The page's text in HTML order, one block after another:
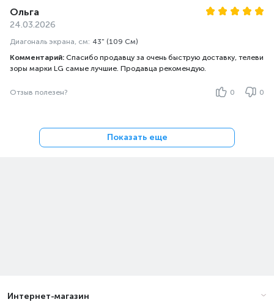
Ольга
24.03.2026
Диагональ экрана, см: 43" (109 См)
Комментарий: Спасибо продавцу за очень быструю доставку, телеви
зоры марки LG самые лучшие. Продавца рекомендую.
Отзыв полезен? 0 0
Показать еще
Интернет-магазин